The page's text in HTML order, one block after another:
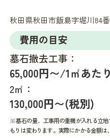
秋田県秋田市飯島字堀川84
費用の目安
墓石撤去工事：
65,000円〜/1㎡あた
2㎡：
130,000円〜(税別)
※墓石の量、工事用の重機が入れる立
もりは変わります。実際にかかる金額は